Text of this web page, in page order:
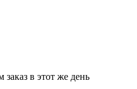
заказ в этот же день